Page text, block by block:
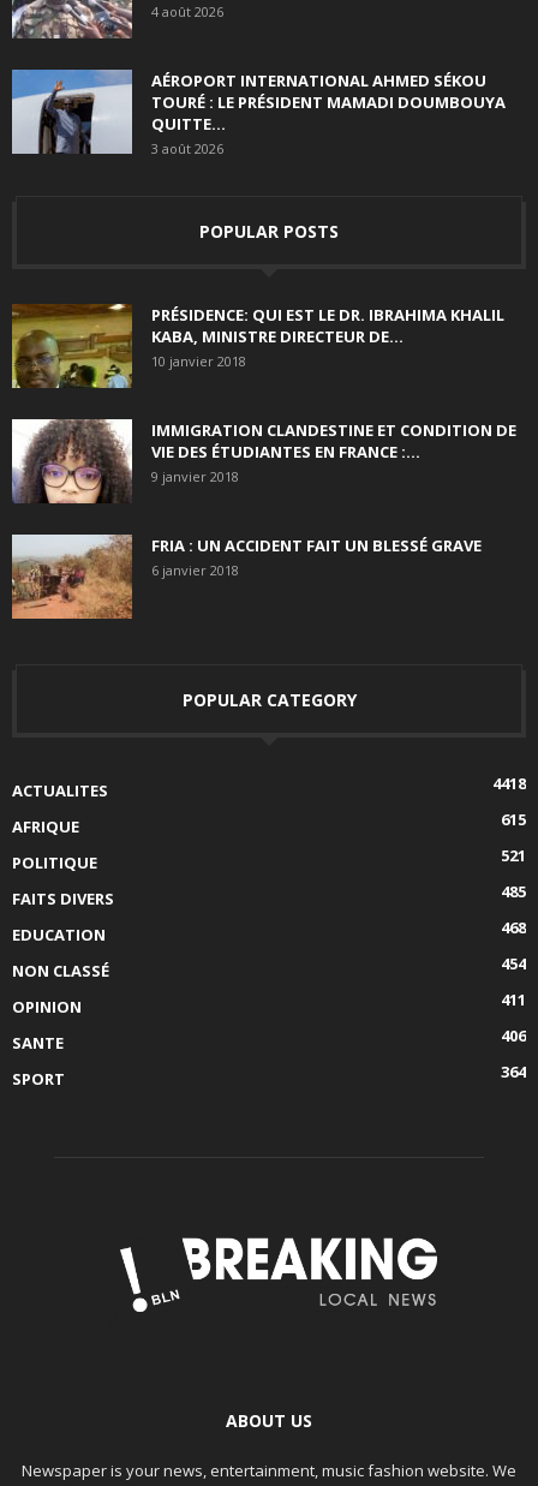
4 août 2026
AÉROPORT INTERNATIONAL AHMED SÉKOU
TOURÉ : LE PRÉSIDENT MAMADI DOUMBOUYA
QUITTE...
3 août 2026
POPULAR POSTS
PRÉSIDENCE: QUI EST LE DR. IBRAHIMA KHALIL
KABA, MINISTRE DIRECTEUR DE...
10 janvier 2018
IMMIGRATION CLANDESTINE ET CONDITION DE
VIE DES ÉTUDIANTES EN FRANCE :...
9 janvier 2018
FRIA : UN ACCIDENT FAIT UN BLESSÉ GRAVE
6 janvier 2018
POPULAR CATEGORY
ACTUALITES
4418
AFRIQUE
615
POLITIQUE
521
FAITS DIVERS
485
EDUCATION
468
NON CLASSÉ
454
OPINION
411
SANTE
406
SPORT
364
ABOUT US
Newspaper is your news, entertainment, music fashion website. We